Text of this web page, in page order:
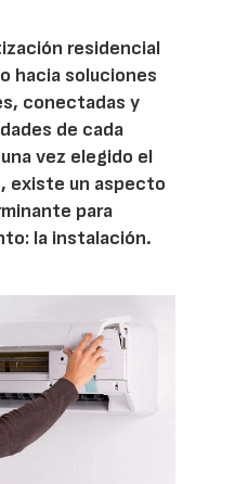
residencial
hacia soluciones
conectadas y
de cada
vez elegido el
existe un aspecto
para
la instalación.